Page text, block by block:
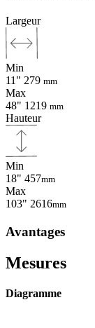
Largeur
Min
11" 279 mm
Max
48" 1219 mm
Hauteur
Min
18" 457mm
Max
103" 2616mm
Avantages
Mesures
Diagramme